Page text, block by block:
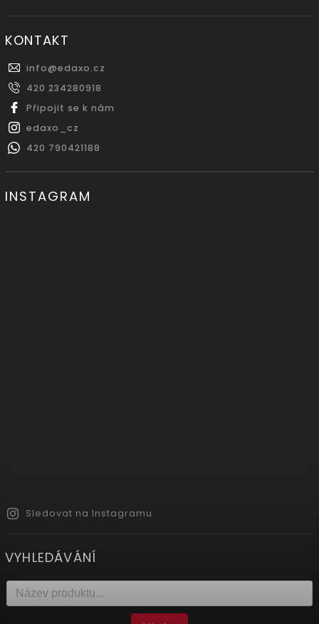
KONTAKT
info@edaxo.cz
420 234280918
Připojit se k nám
edaxo_cz
420 790421188
INSTAGRAM
Sledovat na Instagramu
VYHLEDÁVÁNÍ